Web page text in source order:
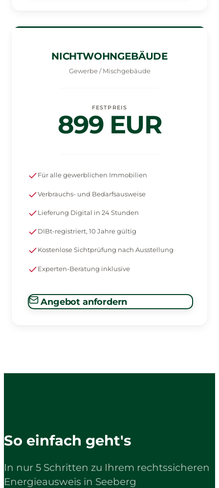
NICHTWOHNGEBÄUDE
Gewerbe / Mischgebäude
FESTPREIS
899 EUR
Für alle gewerblichen Immobilien
Verbrauchs- und Bedarfsausweise
Lieferung Digital in 24 Stunden
DIBt-registriert, 10 Jahre gültig
Kostenlose Sichtprüfung nach Ausstellung
Experten-Beratung inklusive
Angebot anfordern
So einfach geht's
In nur 5 Schritten zu Ihrem rechtssicheren
Energieausweis in Seeberg